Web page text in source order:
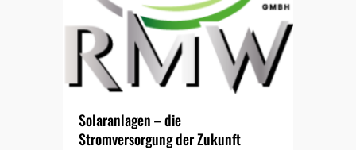
Solaranlagen – die
Stromversorgung der Zukunft